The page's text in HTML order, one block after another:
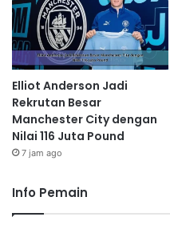
Elliot Anderson Jadi
Rekrutan Besar
Manchester City dengan
Nilai 116 Juta Pound
7 jam ago
Info Pemain